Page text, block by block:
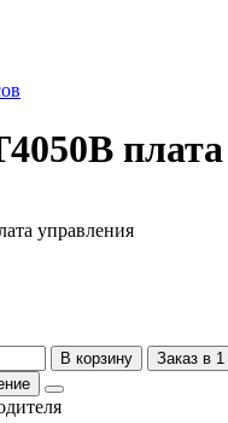
В корзину
Заказ в 1